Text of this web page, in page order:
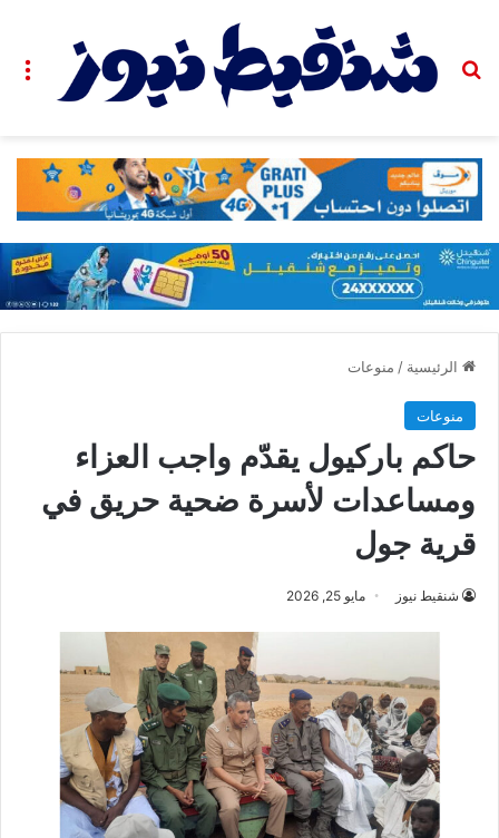
بحث عن
الرئيسية / منوعات
منوعات
حاكم باركيول يقدّم واجب العزاء
ومساعدات لأسرة ضحية حريق في
قرية جول
شنقيط نيوز مايو 25, 2026